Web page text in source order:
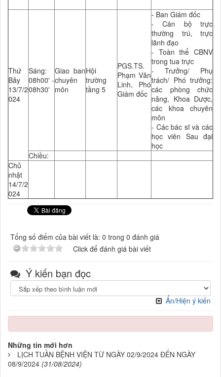
Thứ
Bảy
13/7/2
024
Sáng:
08h00' -
08h30'
Giao ban
chuyên
môn
Hội
trường
tầng 5
PGS.TS.
Phạm Văn
Linh, Phó
Giám đốc
- Ban Giám đốc
- Cán bộ trực
thường trú, trực
lãnh đạo
- Toàn thể CBNV
trong tua trực
- Trưởng/ Phụ
trách/ Phó trưởng:
các phòng chức
năng, Khoa Dược,
các khoa chuyên
môn
- Các bác sĩ và các
học viên Sau đại
học
Chiều:
Chủ
nhật
14/7/2
024
Tổng số điểm của bài viết là: 0 trong 0 đánh giá
Click để đánh giá bài viết
Ý kiến bạn đọc
Ẩn/Hiện ý kiến
Những tin mới hơn
LỊCH TUẦN BỆNH VIỆN TỪ NGÀY 02/9/2024 ĐẾN NGÀY
08/9/2024 (31/08/2024)